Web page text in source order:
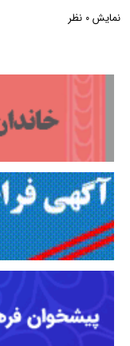
نمایش 0 نظر